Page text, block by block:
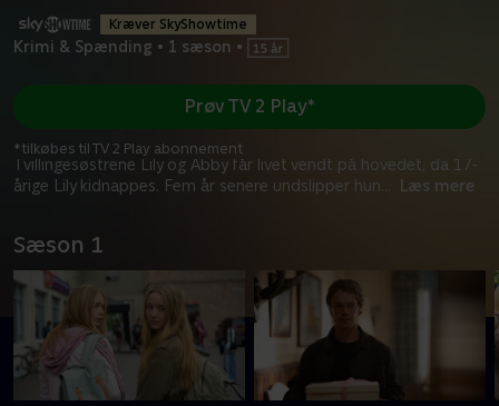
Kræver SkyShowtime
Krimi & Spænding • 1 sæson •
Tvillingesøstrene Lily og Abby får livet vendt på hovedet, da 17-
årige Lily kidnappes. Fem år senere undslipper hun
Læs mere
Prøv TV 2 Play*
*tilkøbes til TV 2 Play abonnement
Sæson 1